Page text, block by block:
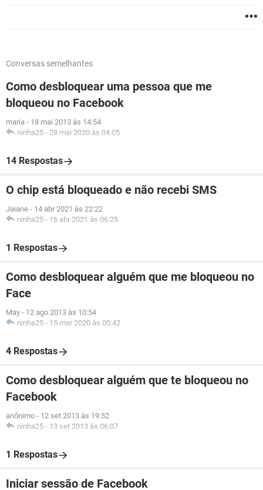
Conversas semelhantes
Como desbloquear uma pessoa que me
bloqueou no Facebook
maria - 18 mai 2013 às 14:54
ninha25 - 28 mai 2020 às 04:05
14 Respostas
O chip está bloqueado e não recebi SMS
Jaiane - 14 abr 2021 às 22:22
ninha25 - 16 abr 2021 às 06:25
1 Respostas
Como desbloquear alguém que me bloqueou no
Face
May - 12 ago 2013 às 10:54
ninha25 - 15 mar 2020 às 05:42
4 Respostas
Como desbloquear alguém que te bloqueou no
Facebook
anônimo - 12 set 2013 às 19:52
ninha25 - 13 set 2013 às 06:07
1 Respostas
Iniciar sessão de Facebook